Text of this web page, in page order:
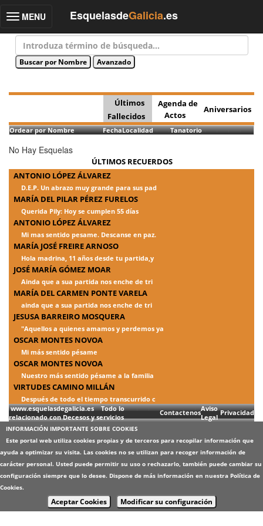
Toggle
MENU EsquelasdeGalicia.es
Últimos
Fallecidos
Agenda de
Actos
Aniversarios
Ordear por Nombre FechaLocalidad Tanatorio
No Hay Esquelas
ÚLTIMOS RECUERDOS
ANTONIO LÓPEZ ÁLVAREZ
D.E.P. Un abrazo muy grande para sus pad
MARÍA DEL PILAR PÉREZ FURELOS
Querida Pily: Hoy se cumplen 55 días
ANTONIO LÓPEZ ÁLVAREZ
Mi mas sentido pesame. Descanse en paz.
MARÍA JOSÉ FREIRE ARNOSO
Hola madrina, 11 años desde tu partida,y
JOSÉ MARÍA GÓMEZ MOAR
Ainda que a sua partida nos enche de tri
MARÍA DEL CARMEN PONTE VARELA
ainda que a sua partida nos enche de tri
JESUSA BARREIRO MOSQUERA
"Aquellos a quienes amamos y perdemos ya
OSCAR MONTES NOVOA
Mi más sentido pésame
OSCAR MONTES NOVOA
Nuestro más sentido pésame a la familia
VIRTUDES CAMINO MILLÁN
Después de todo el tiempo transcurrido c
www.esquelasdegalicia.es Todo lo
relacionado con Decesos y servicios
ContactenosAviso
Legal
Privacidad
INFORMACIÓN IMPORTANTE SOBRE COOKIES
Este portal web utiliza cookies propias y de terceros para recopilar información que
ayuda a optimizar su visita. Las cookies no se utilizan para recoger información de
carácter personal. Usted puede permitir su uso o rechazarlo, también puede cambiar su
configuración siempre que lo desee. Dispone de más información en nuestra Política de
Cookies.